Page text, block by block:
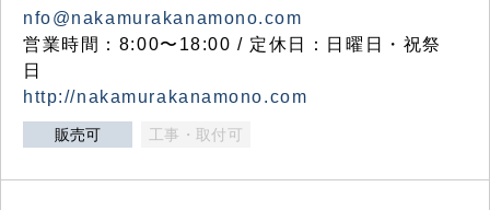
nfo@nakamurakanamono.com
営業時間：8:00〜18:00 / 定休日：日曜日・祝祭
日
http://nakamurakanamono.com
販売可 工事・取付可